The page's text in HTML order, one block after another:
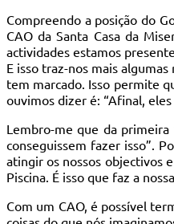
Compreendo a posição do
CAO da Santa Casa da
actividades estamos
E isso traz-nos mais
tem marcado. Isso permite
ouvimos dizer é: “Afinal,
Lembro-me que da
conseguissem fazer isso”.
atingir os nossos objectivos
Piscina. É isso que faz a
Com um CAO, é possível